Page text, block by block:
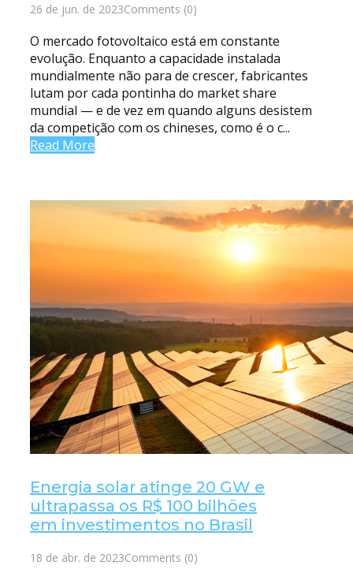
26 de jun. de 2023Comments (0)
O mercado fotovoltaico está em constante
evolução. Enquanto a capacidade instalada
mundialmente não para de crescer, fabricantes
lutam por cada pontinha do market share
mundial — e de vez em quando alguns desistem
da competição com os chineses, como é o c...
Read More
Energia solar atinge 20 GW e
ultrapassa os R$ 100 bilhões
em investimentos no Brasil
18 de abr. de 2023Comments (0)